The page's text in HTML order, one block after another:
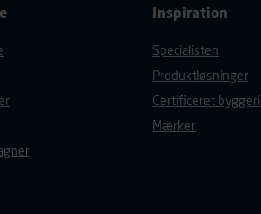
Inspiration
Specialisten
Produktløsninger
Certificeret byggeri
Mærker